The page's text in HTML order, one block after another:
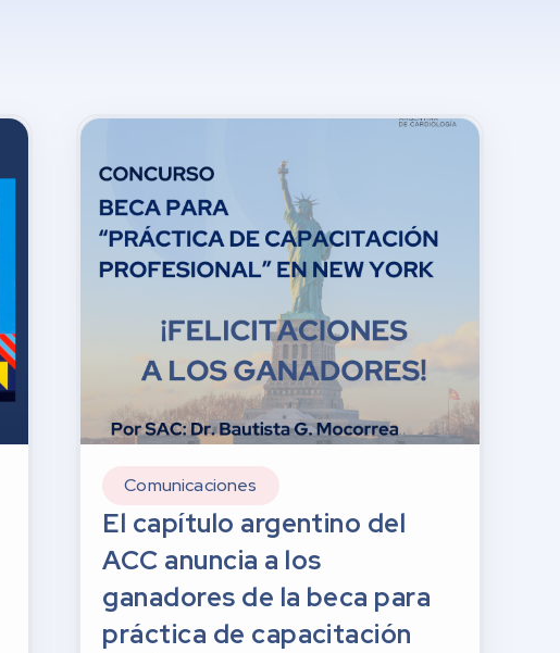
Comunicaciones
El capítulo argentino del
ACC anuncia a los
ganadores de la beca para
práctica de capacitación